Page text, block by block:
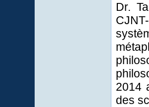
Dr.
2014
des